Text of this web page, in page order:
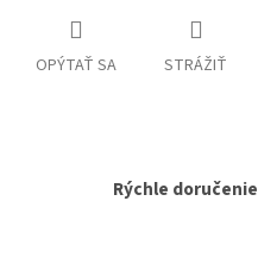
OPÝTAŤ SA STRÁŽIŤ
Rýchle doručenie